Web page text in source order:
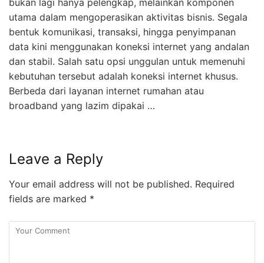
bukan lagi hanya pelengkap, melainkan komponen
utama dalam mengoperasikan aktivitas bisnis. Segala
bentuk komunikasi, transaksi, hingga penyimpanan
data kini menggunakan koneksi internet yang andalan
dan stabil. Salah satu opsi unggulan untuk memenuhi
kebutuhan tersebut adalah koneksi internet khusus.
Berbeda dari layanan internet rumahan atau
broadband yang lazim dipakai …
Leave a Reply
Your email address will not be published. Required
fields are marked *